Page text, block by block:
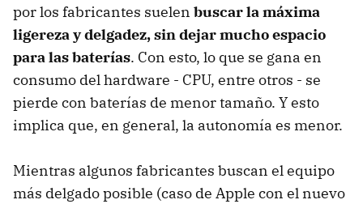
por los fabricantes suelen buscar la máxima
ligereza y delgadez, sin dejar mucho espacio
para las baterías. Con esto, lo que se gana en
consumo del hardware - CPU, entre otros - se
pierde con baterías de menor tamaño. Y esto
implica que, en general, la autonomía es menor.
Mientras algunos fabricantes buscan el equipo
más delgado posible (caso de Apple con el nuevo